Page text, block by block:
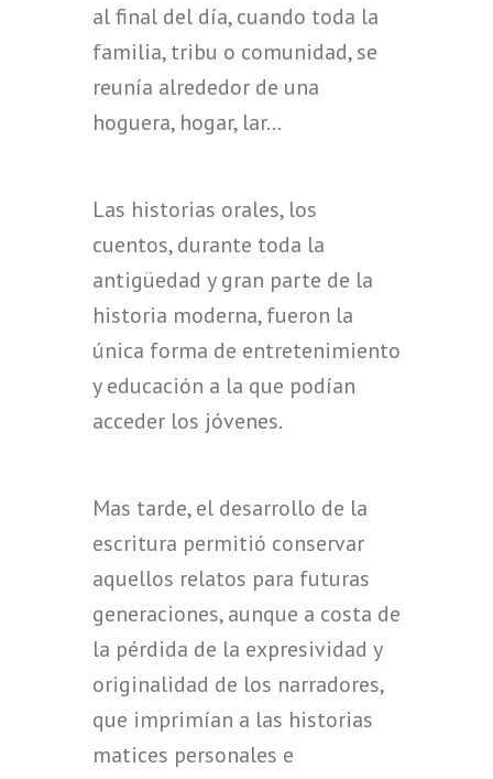
al final del día, cuando toda la
familia, tribu o comunidad, se
reunía alrededor de una
hoguera, hogar, lar…
Las historias orales, los
cuentos, durante toda la
antigüedad y gran parte de la
historia moderna, fueron la
única forma de entretenimiento
y educación a la que podían
acceder los jóvenes.
Mas tarde, el desarrollo de la
escritura permitió conservar
aquellos relatos para futuras
generaciones, aunque a costa de
la pérdida de la expresividad y
originalidad de los narradores,
que imprimían a las historias
matices personales e